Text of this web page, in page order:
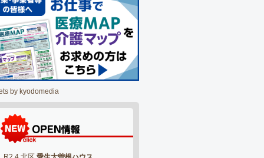
by kyodomedia